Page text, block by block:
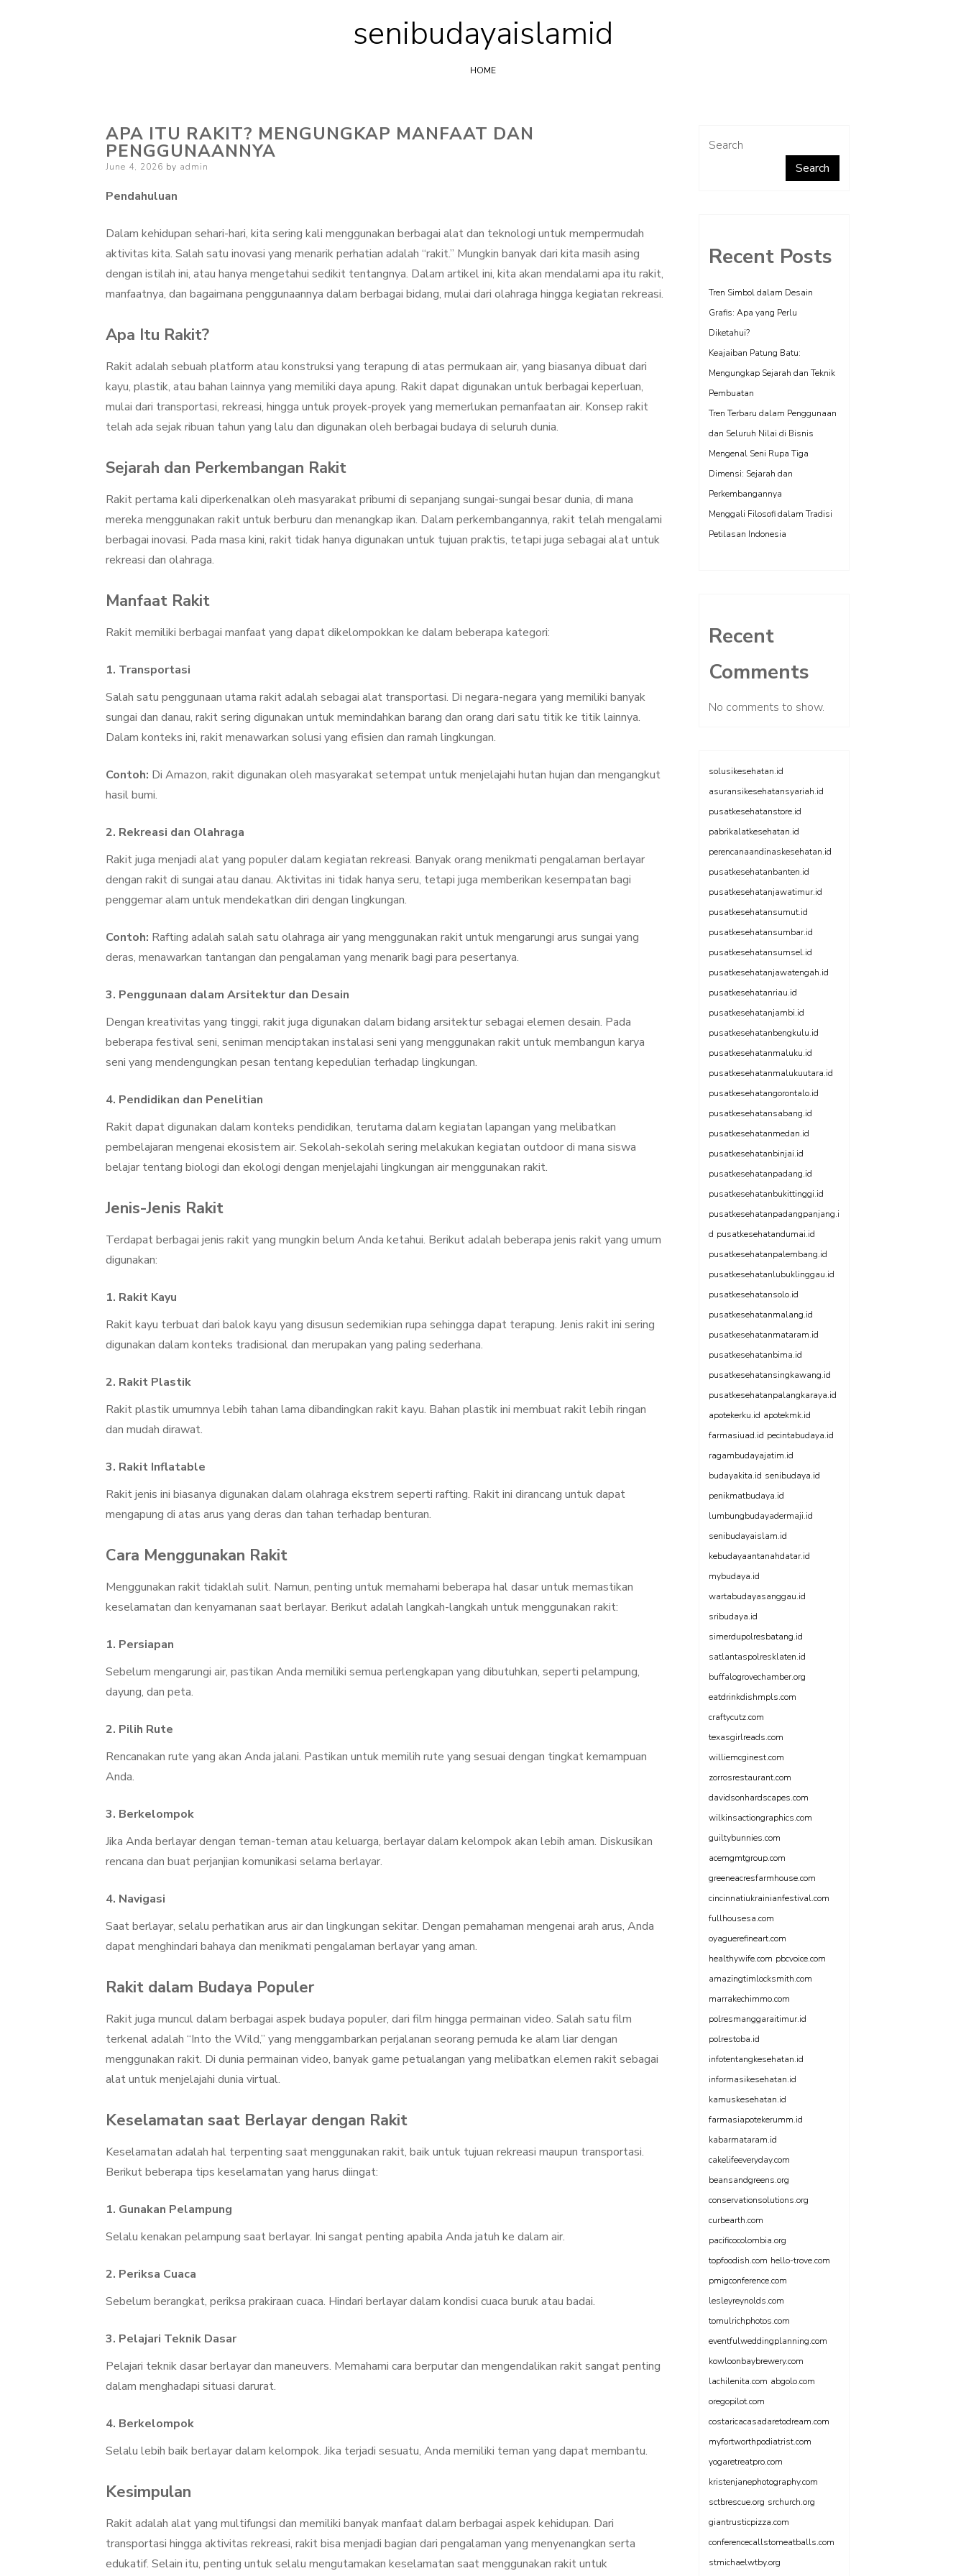
Skip
to
content
senibudayaislamid
HOME
APA ITU RAKIT? MENGUNGKAP MANFAAT DAN
PENGGUNAANNYA
Posted
June 4, 2026 by admin
Pendahuluan
Dalam kehidupan sehari-hari, kita sering kali menggunakan berbagai alat dan teknologi untuk mempermudah
aktivitas kita. Salah satu inovasi yang menarik perhatian adalah “rakit.” Mungkin banyak dari kita masih asing
dengan istilah ini, atau hanya mengetahui sedikit tentangnya. Dalam artikel ini, kita akan mendalami apa itu rakit,
manfaatnya, dan bagaimana penggunaannya dalam berbagai bidang, mulai dari olahraga hingga kegiatan rekreasi.
Apa Itu Rakit?
Rakit adalah sebuah platform atau konstruksi yang terapung di atas permukaan air, yang biasanya dibuat dari
kayu, plastik, atau bahan lainnya yang memiliki daya apung. Rakit dapat digunakan untuk berbagai keperluan,
mulai dari transportasi, rekreasi, hingga untuk proyek-proyek yang memerlukan pemanfaatan air. Konsep rakit
telah ada sejak ribuan tahun yang lalu dan digunakan oleh berbagai budaya di seluruh dunia.
Sejarah dan Perkembangan Rakit
Rakit pertama kali diperkenalkan oleh masyarakat pribumi di sepanjang sungai-sungai besar dunia, di mana
mereka menggunakan rakit untuk berburu dan menangkap ikan. Dalam perkembangannya, rakit telah mengalami
berbagai inovasi. Pada masa kini, rakit tidak hanya digunakan untuk tujuan praktis, tetapi juga sebagai alat untuk
rekreasi dan olahraga.
Manfaat Rakit
Rakit memiliki berbagai manfaat yang dapat dikelompokkan ke dalam beberapa kategori:
1. Transportasi
Salah satu penggunaan utama rakit adalah sebagai alat transportasi. Di negara-negara yang memiliki banyak
sungai dan danau, rakit sering digunakan untuk memindahkan barang dan orang dari satu titik ke titik lainnya.
Dalam konteks ini, rakit menawarkan solusi yang efisien dan ramah lingkungan.
Contoh: Di Amazon, rakit digunakan oleh masyarakat setempat untuk menjelajahi hutan hujan dan mengangkut
hasil bumi.
2. Rekreasi dan Olahraga
Rakit juga menjadi alat yang populer dalam kegiatan rekreasi. Banyak orang menikmati pengalaman berlayar
dengan rakit di sungai atau danau. Aktivitas ini tidak hanya seru, tetapi juga memberikan kesempatan bagi
penggemar alam untuk mendekatkan diri dengan lingkungan.
Contoh: Rafting adalah salah satu olahraga air yang menggunakan rakit untuk mengarungi arus sungai yang
deras, menawarkan tantangan dan pengalaman yang menarik bagi para pesertanya.
3. Penggunaan dalam Arsitektur dan Desain
Dengan kreativitas yang tinggi, rakit juga digunakan dalam bidang arsitektur sebagai elemen desain. Pada
beberapa festival seni, seniman menciptakan instalasi seni yang menggunakan rakit untuk membangun karya
seni yang mendengungkan pesan tentang kepedulian terhadap lingkungan.
4. Pendidikan dan Penelitian
Rakit dapat digunakan dalam konteks pendidikan, terutama dalam kegiatan lapangan yang melibatkan
pembelajaran mengenai ekosistem air. Sekolah-sekolah sering melakukan kegiatan outdoor di mana siswa
belajar tentang biologi dan ekologi dengan menjelajahi lingkungan air menggunakan rakit.
Jenis-Jenis Rakit
Terdapat berbagai jenis rakit yang mungkin belum Anda ketahui. Berikut adalah beberapa jenis rakit yang umum
digunakan:
1. Rakit Kayu
Rakit kayu terbuat dari balok kayu yang disusun sedemikian rupa sehingga dapat terapung. Jenis rakit ini sering
digunakan dalam konteks tradisional dan merupakan yang paling sederhana.
2. Rakit Plastik
Rakit plastik umumnya lebih tahan lama dibandingkan rakit kayu. Bahan plastik ini membuat rakit lebih ringan
dan mudah dirawat.
3. Rakit Inflatable
Rakit jenis ini biasanya digunakan dalam olahraga ekstrem seperti rafting. Rakit ini dirancang untuk dapat
mengapung di atas arus yang deras dan tahan terhadap benturan.
Cara Menggunakan Rakit
Menggunakan rakit tidaklah sulit. Namun, penting untuk memahami beberapa hal dasar untuk memastikan
keselamatan dan kenyamanan saat berlayar. Berikut adalah langkah-langkah untuk menggunakan rakit:
1. Persiapan
Sebelum mengarungi air, pastikan Anda memiliki semua perlengkapan yang dibutuhkan, seperti pelampung,
dayung, dan peta.
2. Pilih Rute
Rencanakan rute yang akan Anda jalani. Pastikan untuk memilih rute yang sesuai dengan tingkat kemampuan
Anda.
3. Berkelompok
Jika Anda berlayar dengan teman-teman atau keluarga, berlayar dalam kelompok akan lebih aman. Diskusikan
rencana dan buat perjanjian komunikasi selama berlayar.
4. Navigasi
Saat berlayar, selalu perhatikan arus air dan lingkungan sekitar. Dengan pemahaman mengenai arah arus, Anda
dapat menghindari bahaya dan menikmati pengalaman berlayar yang aman.
Rakit dalam Budaya Populer
Rakit juga muncul dalam berbagai aspek budaya populer, dari film hingga permainan video. Salah satu film
terkenal adalah “Into the Wild,” yang menggambarkan perjalanan seorang pemuda ke alam liar dengan
menggunakan rakit. Di dunia permainan video, banyak game petualangan yang melibatkan elemen rakit sebagai
alat untuk menjelajahi dunia virtual.
Keselamatan saat Berlayar dengan Rakit
Keselamatan adalah hal terpenting saat menggunakan rakit, baik untuk tujuan rekreasi maupun transportasi.
Berikut beberapa tips keselamatan yang harus diingat:
1. Gunakan Pelampung
Selalu kenakan pelampung saat berlayar. Ini sangat penting apabila Anda jatuh ke dalam air.
2. Periksa Cuaca
Sebelum berangkat, periksa prakiraan cuaca. Hindari berlayar dalam kondisi cuaca buruk atau badai.
3. Pelajari Teknik Dasar
Pelajari teknik dasar berlayar dan maneuvers. Memahami cara berputar dan mengendalikan rakit sangat penting
dalam menghadapi situasi darurat.
4. Berkelompok
Selalu lebih baik berlayar dalam kelompok. Jika terjadi sesuatu, Anda memiliki teman yang dapat membantu.
Kesimpulan
Rakit adalah alat yang multifungsi dan memiliki banyak manfaat dalam berbagai aspek kehidupan. Dari
transportasi hingga aktivitas rekreasi, rakit bisa menjadi bagian dari pengalaman yang menyenangkan serta
edukatif. Selain itu, penting untuk selalu mengutamakan keselamatan saat menggunakan rakit untuk
Search
Search
Recent Posts
Tren Simbol dalam Desain
Grafis: Apa yang Perlu
Diketahui?
Keajaiban Patung Batu:
Mengungkap Sejarah dan Teknik
Pembuatan
Tren Terbaru dalam Penggunaan
dan Seluruh Nilai di Bisnis
Mengenal Seni Rupa Tiga
Dimensi: Sejarah dan
Perkembangannya
Menggali Filosofi dalam Tradisi
Petilasan Indonesia
Recent
Comments
No comments to show.
solusikesehatan.id
asuransikesehatansyariah.id
pusatkesehatanstore.id
pabrikalatkesehatan.id
perencanaandinaskesehatan.id
pusatkesehatanbanten.id
pusatkesehatanjawatimur.id
pusatkesehatansumut.id
pusatkesehatansumbar.id
pusatkesehatansumsel.id
pusatkesehatanjawatengah.id
pusatkesehatanriau.id
pusatkesehatanjambi.id
pusatkesehatanbengkulu.id
pusatkesehatanmaluku.id
pusatkesehatanmalukuutara.id
pusatkesehatangorontalo.id
pusatkesehatansabang.id
pusatkesehatanmedan.id
pusatkesehatanbinjai.id
pusatkesehatanpadang.id
pusatkesehatanbukittinggi.id
pusatkesehatanpadangpanjang.i
d pusatkesehatandumai.id
pusatkesehatanpalembang.id
pusatkesehatanlubuklinggau.id
pusatkesehatansolo.id
pusatkesehatanmalang.id
pusatkesehatanmataram.id
pusatkesehatanbima.id
pusatkesehatansingkawang.id
pusatkesehatanpalangkaraya.id
apotekerku.id apotekmk.id
farmasiuad.id pecintabudaya.id
ragambudayajatim.id
budayakita.id senibudaya.id
penikmatbudaya.id
lumbungbudayadermaji.id
senibudayaislam.id
kebudayaantanahdatar.id
mybudaya.id
wartabudayasanggau.id
sribudaya.id
simerdupolresbatang.id
satlantaspolresklaten.id
buffalogrovechamber.org
eatdrinkdishmpls.com
craftycutz.com
texasgirlreads.com
williemcginest.com
zorrosrestaurant.com
davidsonhardscapes.com
wilkinsactiongraphics.com
guiltybunnies.com
acemgmtgroup.com
greeneacresfarmhouse.com
cincinnatiukrainianfestival.com
fullhousesa.com
oyaguerefineart.com
healthywife.com pbcvoice.com
amazingtimlocksmith.com
marrakechimmo.com
polresmanggaraitimur.id
polrestoba.id
infotentangkesehatan.id
informasikesehatan.id
kamuskesehatan.id
farmasiapotekerumm.id
kabarmataram.id
cakelifeeveryday.com
beansandgreens.org
conservationsolutions.org
curbearth.com
pacificocolombia.org
topfoodish.com hello-trove.com
pmigconference.com
lesleyreynolds.com
tomulrichphotos.com
eventfulweddingplanning.com
kowloonbaybrewery.com
lachilenita.com abgolo.com
oregopilot.com
costaricacasadaretodream.com
myfortworthpodiatrist.com
yogaretreatpro.com
kristenjanephotography.com
sctbrescue.org srchurch.org
giantrusticpizza.com
conferencecallstomeatballs.com
stmichaelwtby.org